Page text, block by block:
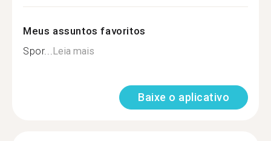
Meus assuntos favoritos
Spor...Leia mais
Baixe o aplicativo